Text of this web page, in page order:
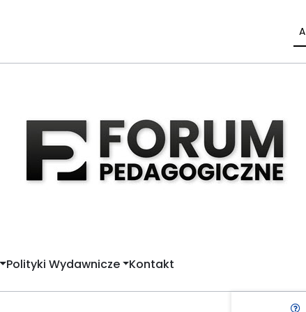
A
Polityki Wydawnicze Kontakt